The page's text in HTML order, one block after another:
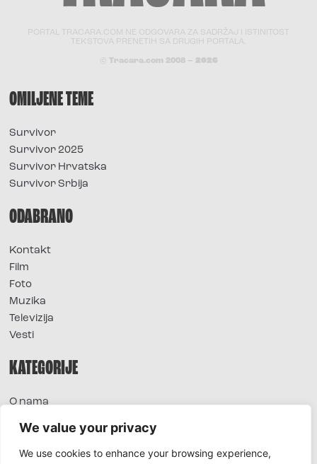
We value your privacy
We use cookies to enhance your browsing experience,
PORTAL TRACARA.COM NE ODGOVARA ZA SADRŽAJ I ISTINITOST
TEKSTOVA PRENETIH SA DRUGIH PORTALA.
© Tracara.com 2008 – 2026
OMILJENE TEME
Survivor
Survivor 2025
Survivor Hrvatska
Survivor Srbija
ODABRANO
Kontakt
Film
Foto
Muzika
Televizija
Vesti
KATEGORIJE
O nama
Extra
Foto